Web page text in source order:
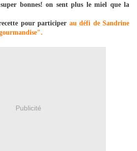
bonnes! on sent plus le miel que la
pour participer au défi de Sandrine
Publicité